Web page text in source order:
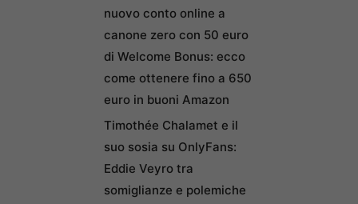
nuovo conto online a
canone zero con 50 euro
di Welcome Bonus: ecco
come ottenere fino a 650
euro in buoni Amazon
Timothée Chalamet e il
suo sosia su OnlyFans:
Eddie Veyro tra
somiglianze e polemiche